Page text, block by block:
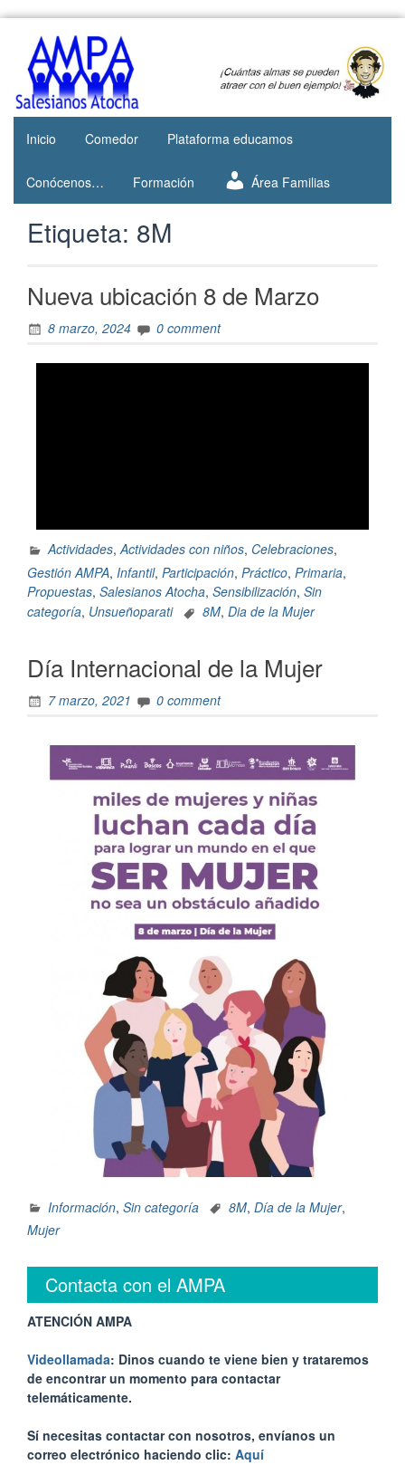
AMPA
Salesianos
Atocha
Web del
AMPA del
Colegio
Salesianos
de Atocha
Inicio
Comedor Plataforma educamos
Conócenos… Formación Área Familias
Etiqueta: 8M
Nueva ubicación 8 de Marzo
8 marzo, 2024 0 comment
Actividades,Actividades con niños, Celebraciones,
Gestión AMPA, Infantil, Participación, Práctico, Primaria,
Propuestas, Salesianos Atocha, Sensibilización, Sin
categoría, Unsueñoparati 8M, Dia de la Mujer
Día Internacional de la Mujer
7 marzo, 2021 0 comment
Información, Sin categoría 8M, Día de la Mujer,
Mujer
Contacta con el AMPA
ATENCIÓN AMPA
Videollamada: Dinos cuando te viene bien y trataremos
de encontrar un momento para contactar
telemáticamente.
Sí necesitas contactar con nosotros, envíanos un
correo electrónico haciendo clic: Aquí